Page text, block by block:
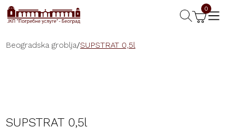
0
Beogradska groblja/SUPSTRAT 0,5l
SUPSTRAT 0,5l